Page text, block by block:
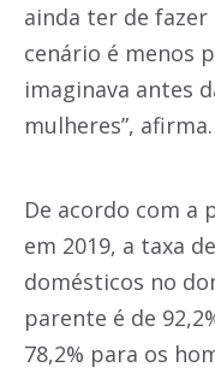
ainda ter de fazer
cenário é menos
imaginava antes
mulheres”, afirma.
De acordo com a
em 2019, a taxa
domésticos no
parente é de
78,2% para os